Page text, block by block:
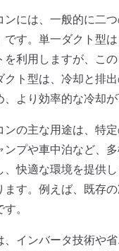
ンには、一般的に二
です。単一ダクト型
を利用しますが、こ
クト型は、冷却と排
より効率的な冷却が
ンの主な用途は、特
ンプや車中泊など、
、快適な環境を提供
ます。例えば、既存
。
、インバータ技術や